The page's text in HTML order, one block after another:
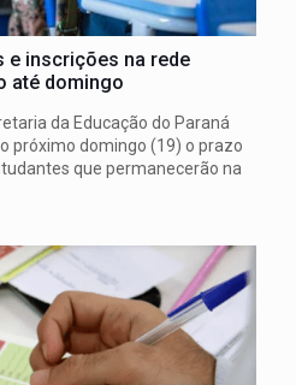
e inscrições na rede
até domingo
da Educação do Paraná
próximo domingo (19) o prazo
que permanecerão na